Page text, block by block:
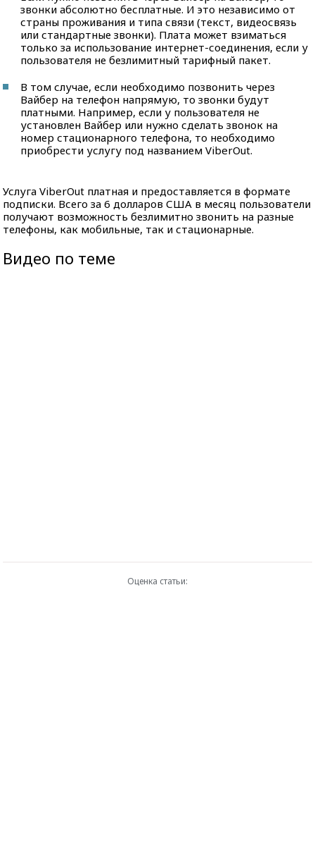
звонки абсолютно бесплатные. И это независимо от
страны проживания и типа связи (текст, видеосвязь
или стандартные звонки). Плата может взиматься
только за использование интернет-соединения, если у
пользователя не безлимитный тарифный пакет.
В том случае, если необходимо позвонить через
Вайбер на телефон напрямую, то звонки будут
платными. Например, если у пользователя не
установлен Вайбер или нужно сделать звонок на
номер стационарного телефона, то необходимо
приобрести услугу под названием ViberOut.
Услуга ViberOut платная и предоставляется в формате
подписки. Всего за 6 долларов США в месяц пользователи
получают возможность безлимитно звонить на разные
телефоны, как мобильные, так и стационарные.
Видео по теме
Оценка статьи: